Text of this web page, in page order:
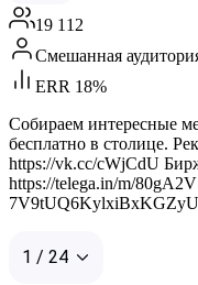
19 112
Смешанная
ERR 18%
Собираем интересные
бесплатно в столице.
https://vk.cc/cWjCdU
https://telega.in/m/
7V9tUQ6KylxiBxKGZyU
1 / 24